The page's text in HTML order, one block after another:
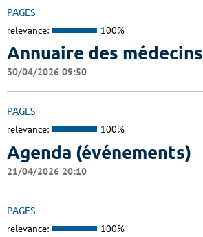
PAGES
relevance: 100%
Annuaire des médecins
30/04/2026 09:50
PAGES
relevance: 100%
Agenda (événements)
21/04/2026 20:10
PAGES
relevance: 100%